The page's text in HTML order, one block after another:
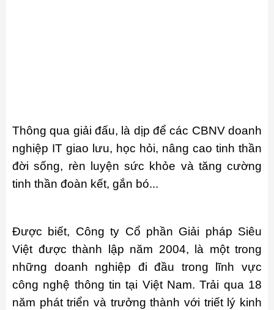
Thông qua giải đấu, là dịp để các CBNV doanh
nghiệp IT giao lưu, học hỏi, nâng cao tinh thần
đời sống, rèn luyện sức khỏe và tăng cường
tinh thần đoàn kết, gắn bó...
Được biết, Công ty Cổ phần Giải pháp Siêu
Việt được thành lập năm 2004, là một trong
những doanh nghiệp đi đầu trong lĩnh vực
công nghệ thông tin tại Việt Nam. Trải qua 18
năm phát triển và trưởng thành với triết lý kinh